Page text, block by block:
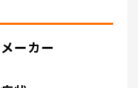
メーカー